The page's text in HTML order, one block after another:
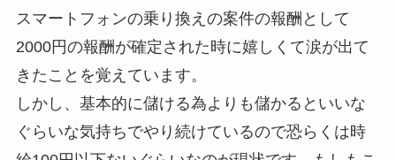
スマートフォンの乗り換えの案件の報酬として
2000円の報酬が確定された時に嬉しくて涙が出て
きたことを覚えています。
しかし、基本的に儲ける為よりも儲かるといいな
ぐらいな気持ちでやり続けているので恐らくは時